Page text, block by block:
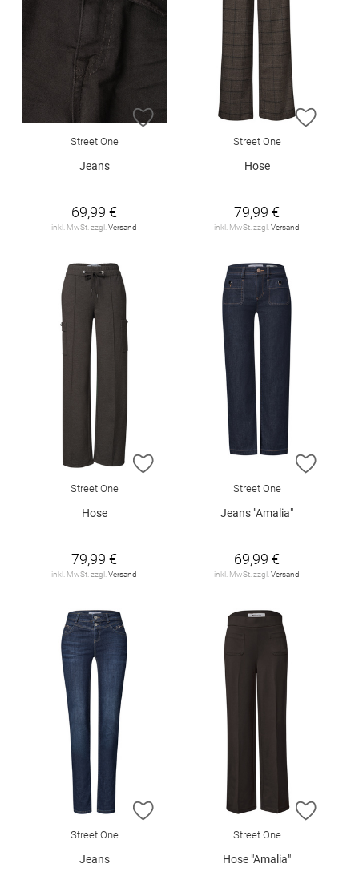
ZUR WUNSCHLISTE HINZUFÜGEN
Street One
Jeans
69,99 €
inkl. MwSt. zzgl. Versand
ZUR
Street One
Hose
79,99 €
inkl. MwSt. zzgl. Versand
ZUR WUNSCHLISTE HINZUFÜGEN
Street One
Hose
79,99 €
inkl. MwSt. zzgl. Versand
ZUR
Street One
Jeans "Amalia"
69,99 €
inkl. MwSt. zzgl. Versand
ZUR WUNSCHLISTE HINZUFÜGEN
Street One
Jeans
ZUR
Street One
Hose "Amalia"